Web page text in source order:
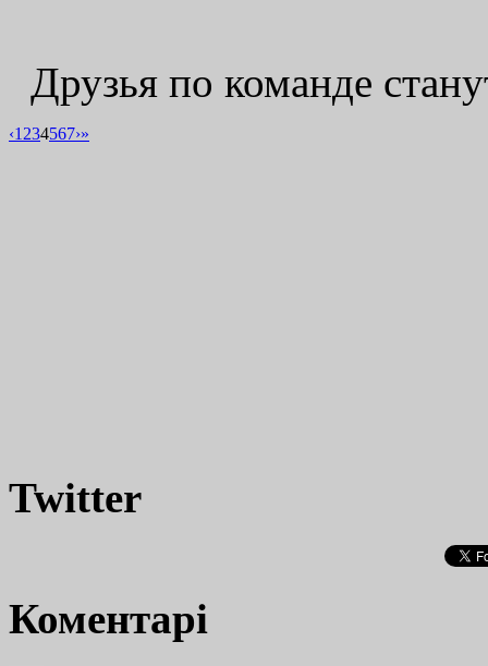
Друзья по команде
‹1 234567›»
Twitter
Коментарі